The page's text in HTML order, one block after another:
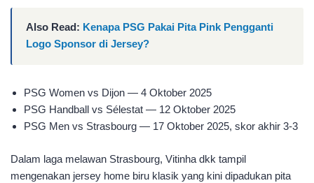
Also Read: Kenapa PSG Pakai Pita Pink Pengganti
Logo Sponsor di Jersey?
PSG Women vs Dijon — 4 Oktober 2025
PSG Handball vs Sélestat — 12 Oktober 2025
PSG Men vs Strasbourg — 17 Oktober 2025, skor akhir 3-3
Dalam laga melawan Strasbourg, Vitinha dkk tampil
mengenakan jersey home biru klasik yang kini dipadukan pita